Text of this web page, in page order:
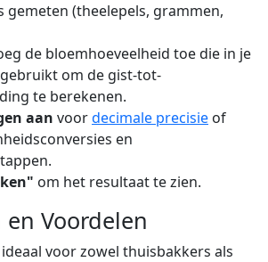
gemeten (theelepels, grammen,
de bloemhoeveelheid toe die in je
om de gist-tot-
te berekenen.
aan voordecimale precisie of
en
om het resultaat te zien.
Voordelen
voor zowel thuisbakkers als